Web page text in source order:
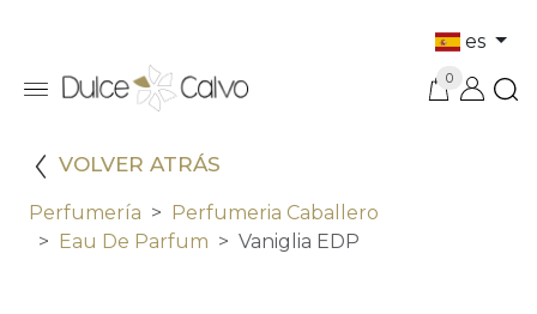
es
0
VOLVER ATRÁS
Perfumería
Perfumeria Caballero
Eau De Parfum
Vaniglia EDP